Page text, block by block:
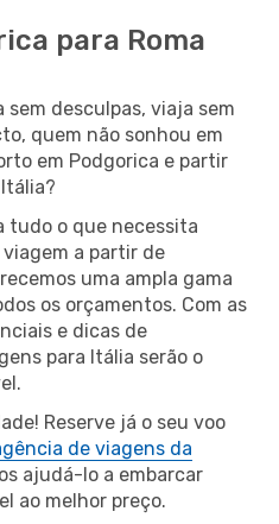
para Roma
sem desculpas, viaja sem
quem não sonhou em
em Podgorica e partir
tudo o que necessita
viagem a partir de
uma ampla gama
os orçamentos. Com as
e dicas de
para Itália serão o
Reserve já o seu voo
de viagens da
ajudá-lo a embarcar
ao melhor preço.